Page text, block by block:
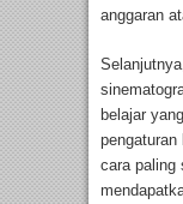
anggaran
belajar
pengaturan
cara paling